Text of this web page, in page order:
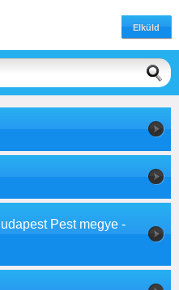
Elküld
Pest megye -